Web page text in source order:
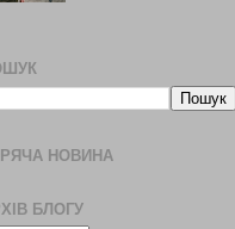
НОВИНА
БЛОГУ